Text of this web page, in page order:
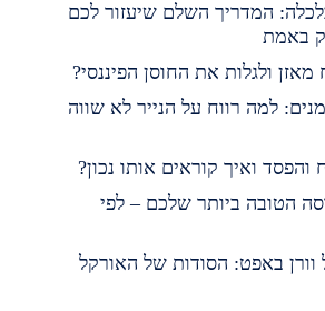
השלם שיעזור לכם
את החוסן הפיננסי?
רווח על הנייר לא שווה
קוראים אותו נכון?
ביותר שלכם – לפי
הסודות של האורקל